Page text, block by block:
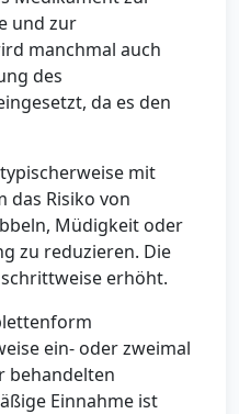
und zur
manchmal auch
des
da es den
mit
das Risiko von
Müdigkeit oder
zu reduzieren. Die
erhöht.
ein- oder zweimal
behandelten
Einnahme ist